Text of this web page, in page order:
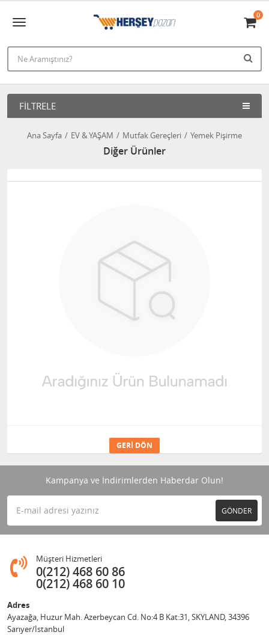
0
FILTRELE
Ana Sayfa EV & YAŞAM Mutfak Gereçleri Yemek Pişirme
Diğer Ürünler
GERI DÖN
Kampanya ve İndirimlerden Haberdar Olun!
GÖNDER
Müşteri Hizmetleri
0(212) 468 60 86
0(212) 468 60 10
Adres
Ayazağa, Huzur Mah. Azerbeycan Cd. No:4 B Kat:31, SKYLAND, 34396
Sarıyer/İstanbul